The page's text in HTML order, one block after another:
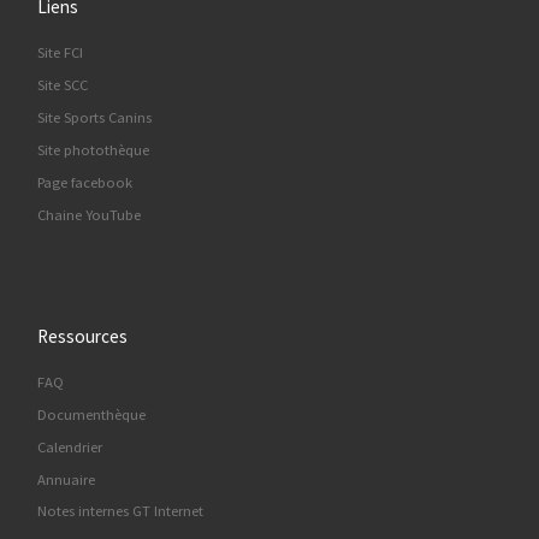
Liens
Site FCI
Site SCC
Site Sports Canins
Site photothèque
Page facebook
Chaine YouTube
Ressources
FAQ
Documenthèque
Calendrier
Annuaire
Notes internes GT Internet